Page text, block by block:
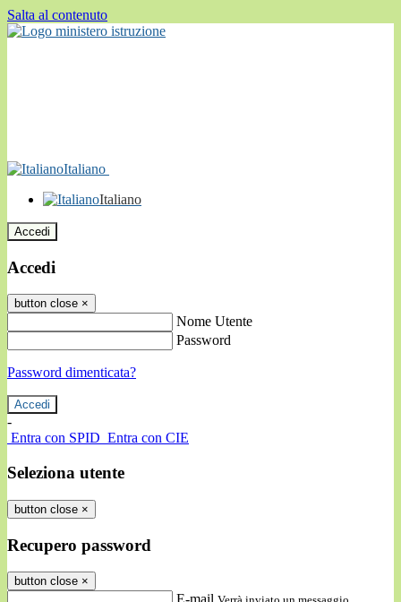
Salta al contenuto
Italiano
Italiano
Accedi
Accedi
button close ×
Nome Utente
Password
Password dimenticata?
-
Entra con SPID Entra con CIE
Seleziona utente
button close ×
Recupero password
button close ×